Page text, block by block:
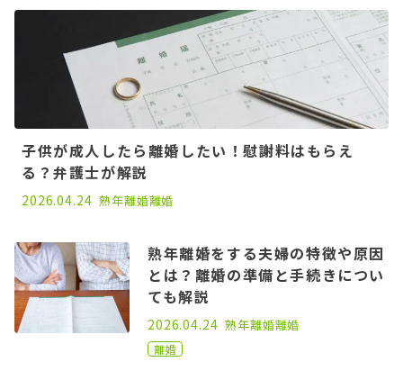
子供が成人したら離婚したい！慰謝料はもらえ
る？弁護士が解説
2025.07.25
2026.04.24 熟年離婚離婚
熟年離婚をする夫婦の特徴や原因
とは？離婚の準備と手続きについ
ても解説
2020.12.25
2026.04.24 熟年離婚離婚
離婚